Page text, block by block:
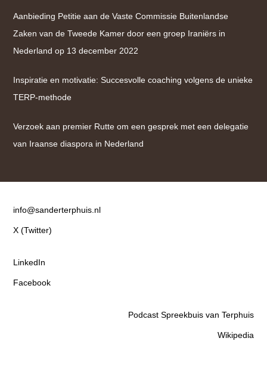
Aanbieding Petitie aan de Vaste Commissie Buitenlandse
Zaken van de Tweede Kamer door een groep Iraniërs in
Nederland op 13 december 2022
Inspiratie en motivatie: Succesvolle coaching volgens de unieke
TERP-methode
Verzoek aan premier Rutte om een gesprek met een delegatie
van Iraanse diaspora in Nederland
Contact
info@sanderterphuis.nl
X (Twitter)
LinkedIn
Facebook
Podcast Spreekbuis van Terphuis
Wikipedia